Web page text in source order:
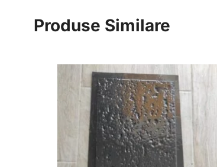
Produse Similare